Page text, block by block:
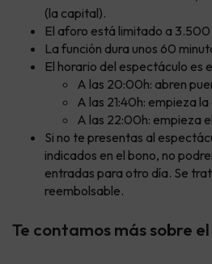
(la capital).
El aforo está limitado a
La función dura unos 60
El horario del espectáculo es
A las 20:00h: abren
A las 21:40h: empieza
A las 22:00h: empieza
Si no te presentas al
indicados en el bono, no
entradas para otro día. Se
reembolsable.
Te contamos más sobre